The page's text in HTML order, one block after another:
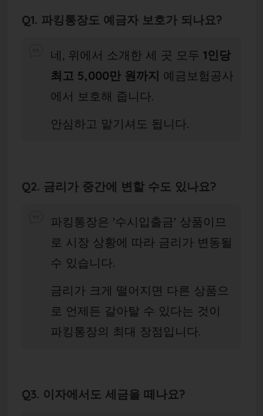
Q1. 파킹통장도 예금자 보호가 되나요?
네, 위에서 소개한 세 곳 모두1인당
최고 5,000만 원까지 예금보험공사
에서 보호해 줍니다.
안심하고 맡기셔도 됩니다.
Q2. 금리가 중간에 변할 수도 있나요?
파킹통장은 '수시입출금' 상품이므
로 시장 상황에 따라 금리가 변동될
수 있습니다.
금리가 크게 떨어지면 다른 상품으
로 언제든 갈아탈 수 있다는 것이
파킹통장의 최대 장점입니다.
Q3. 이자에서도 세금을 떼나요?